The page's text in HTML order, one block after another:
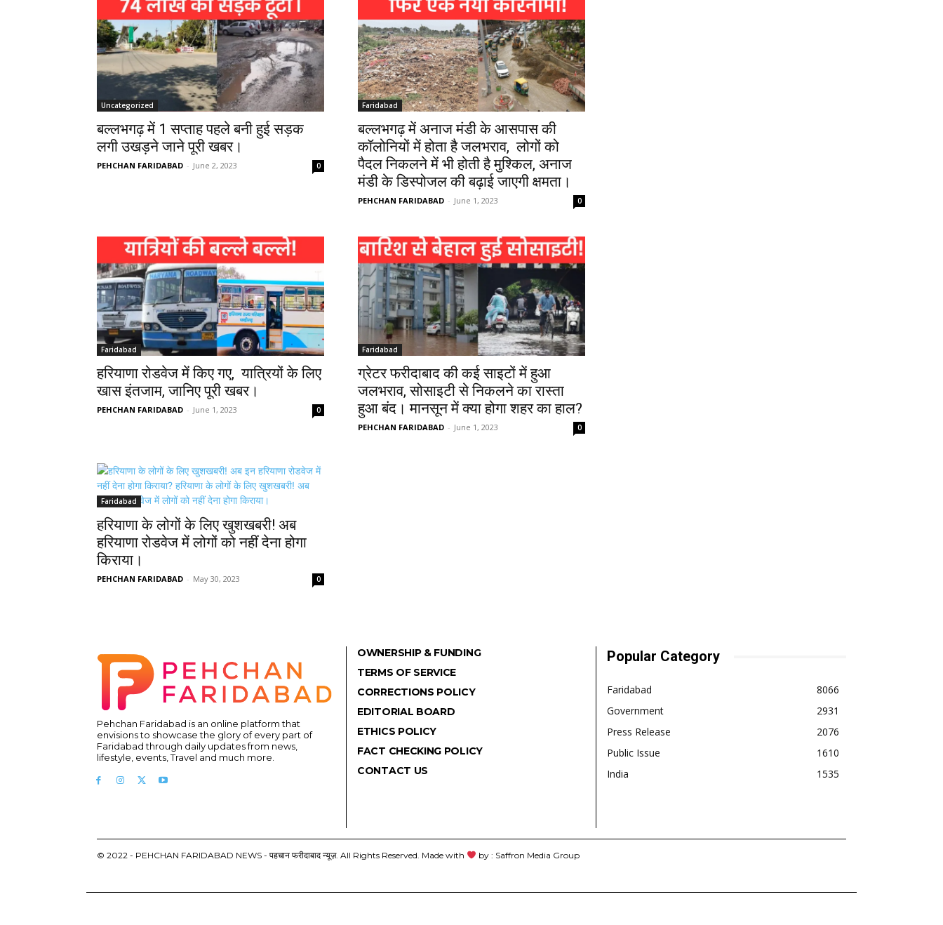
Uncategorized
बल्लभगढ़ में 1 सप्ताह पहले बनी हुई सड़क
लगी उखड़ने जाने पूरी खबर।
PEHCHAN FARIDABAD - June 2, 2023 0
Faridabad
बल्लभगढ़ में अनाज मंडी के आसपास की
कॉलोनियों में होता है जलभराव, लोगों को
पैदल निकलने में भी होती है मुश्किल, अनाज
मंडी के डिस्पोजल की बढ़ाई जाएगी क्षमता।
PEHCHAN FARIDABAD - June 1, 2023 0
Faridabad
हरियाणा रोडवेज में किए गए, यात्रियों के लिए
खास इंतजाम, जानिए पूरी खबर।
PEHCHAN FARIDABAD - June 1, 2023 0
Faridabad
ग्रेटर फरीदाबाद की कई साइटों में हुआ
जलभराव, सोसाइटी से निकलने का रास्ता
हुआ बंद। मानसून में क्या होगा शहर का हाल?
PEHCHAN FARIDABAD - June 1, 2023 0
Faridabad
हरियाणा के लोगों के लिए खुशखबरी! अब
हरियाणा रोडवेज में लोगों को नहीं देना होगा
किराया।
PEHCHAN FARIDABAD - May 30, 2023 0
Pehchan Faridabad is an online platform that
envisions to showcase the glory of every part of
Faridabad through daily updates from news,
lifestyle, events, Travel and much more.
OWNERSHIP & FUNDING
TERMS OF SERVICE
CORRECTIONS POLICY
EDITORIAL BOARD
ETHICS POLICY
FACT CHECKING POLICY
CONTACT US
Popular Category
Faridabad
8066
Government
2931
Press Release
2076
Public Issue
1610
India
1535
© 2022 - PEHCHAN FARIDABAD NEWS - पहचान फरीदाबाद न्यूज़. All Rights Reserved. Made with by : Saffron Media Group